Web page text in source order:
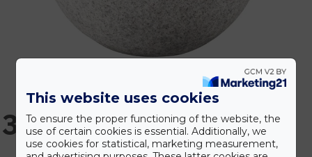
32.879 Ft
This website uses cookies
To ensure the proper functioning of the website, the
use of certain cookies is essential. Additionally, we
use cookies for statistical, marketing measurement,